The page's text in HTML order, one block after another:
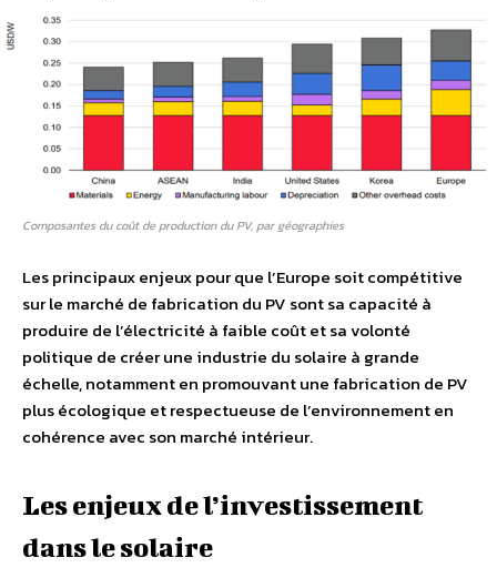
Composantes du coût de production du PV, par géographies
Les principaux enjeux pour que l’Europe soit compétitive
sur le marché de fabrication du PV sont sa capacité à
produire de l’électricité à faible coût et sa volonté
politique de créer une industrie du solaire à grande
échelle, notamment en promouvant une fabrication de PV
plus écologique et respectueuse de l’environnement en
cohérence avec son marché intérieur.
Les enjeux de l’investissement
dans le solaire